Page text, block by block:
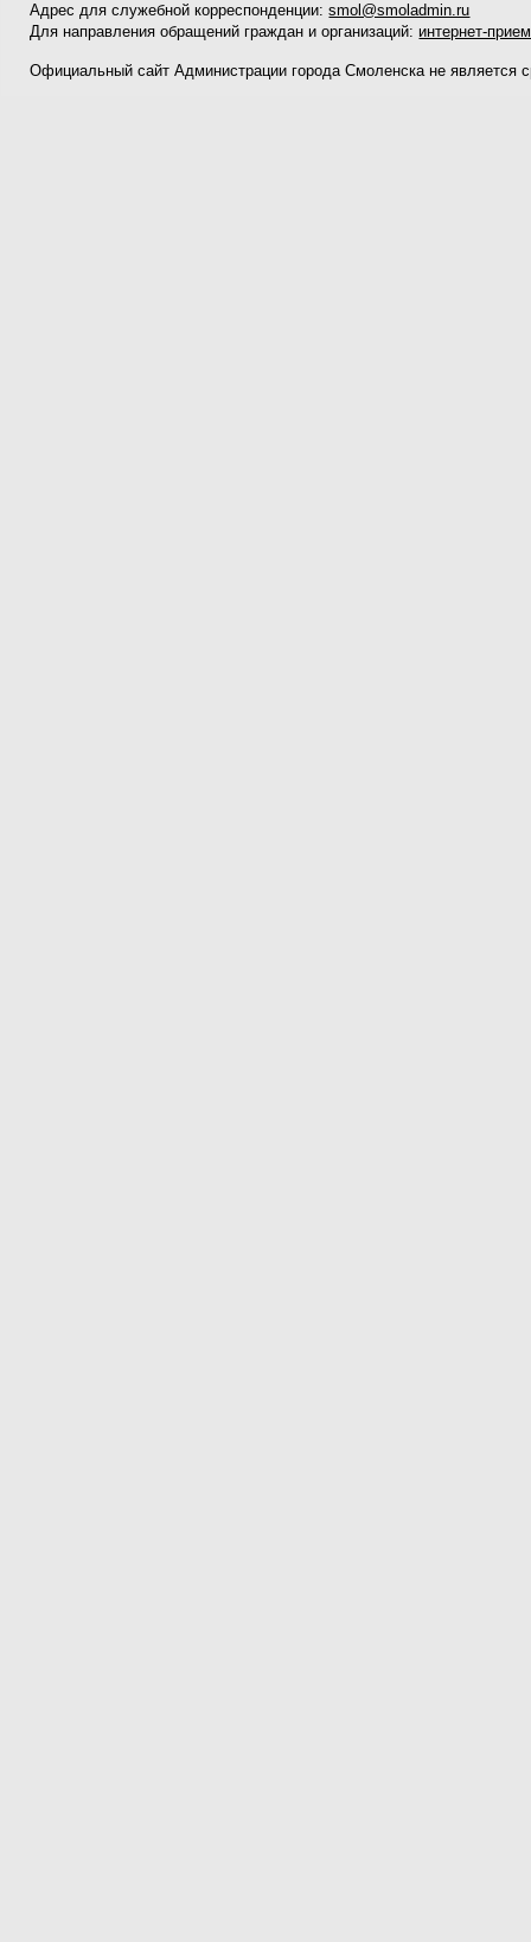
Адрес для служебной корреспонденции:smol@smoladmin.ru
Для направления обращений граждан и организаций: интернет-
Официальный сайт Администрации города Смоленска не является